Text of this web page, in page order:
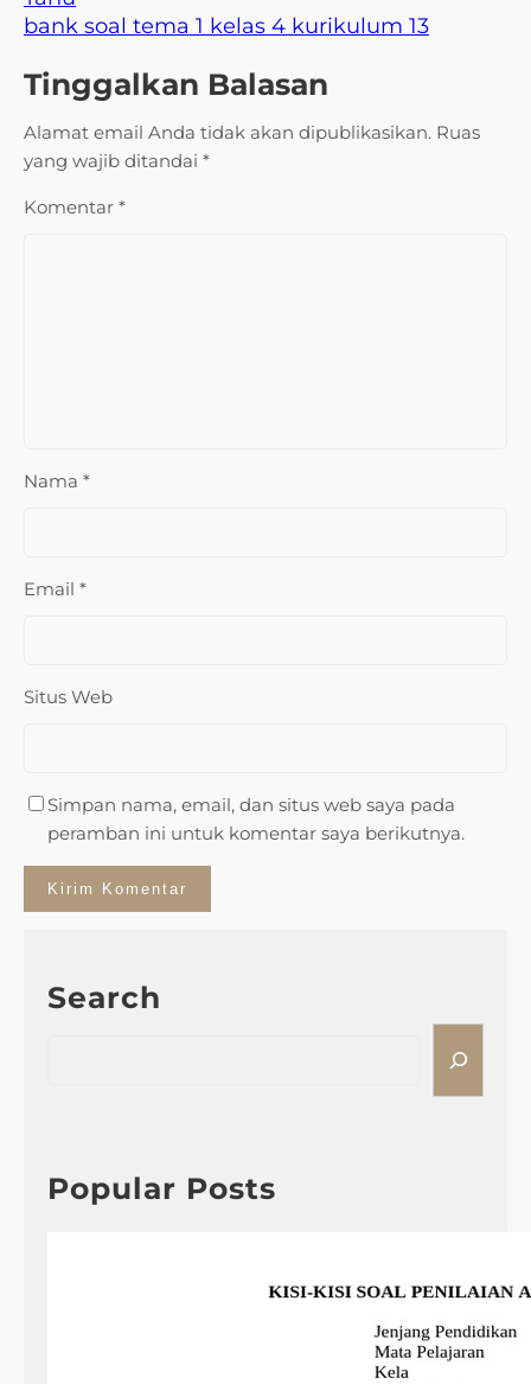
bank soal tema 1 kelas 4 kurikulum 13
Tinggalkan Balasan
Alamat email Anda tidak akan dipublikasikan. Ruas
yang wajib ditandai *
Komentar *
Nama *
Email *
Situs Web
Simpan nama, email, dan situs web saya pada
peramban ini untuk komentar saya berikutnya.
Search
h
Popular Posts